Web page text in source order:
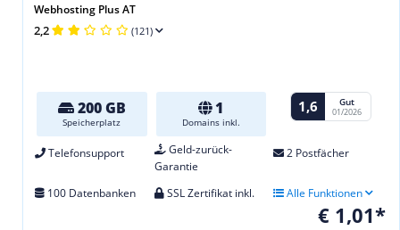
Webhosting Plus AT
2,2 (121)
200 GB
Speicherplatz
1
Domains inkl.
1,6 Gut
01/2026
Telefonsupport
Geld-zurück-
Garantie
2 Postfächer
100 Datenbanken SSL Zertifikat inkl. Alle Funktionen
€ 1,01*